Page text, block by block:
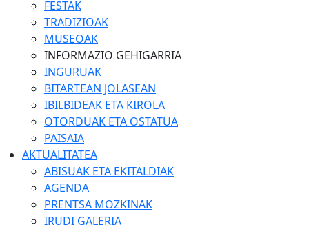
FESTAK
TRADIZIOAK
MUSEOAK
INFORMAZIO GEHIGARRIA
INGURUAK
BITARTEAN JOLASEAN
IBILBIDEAK ETA KIROLA
OTORDUAK ETA OSTATUA
PAISAIA
AKTUALITATEA
ABISUAK ETA EKITALDIAK
AGENDA
PRENTSA MOZKINAK
IRUDI GALERIA